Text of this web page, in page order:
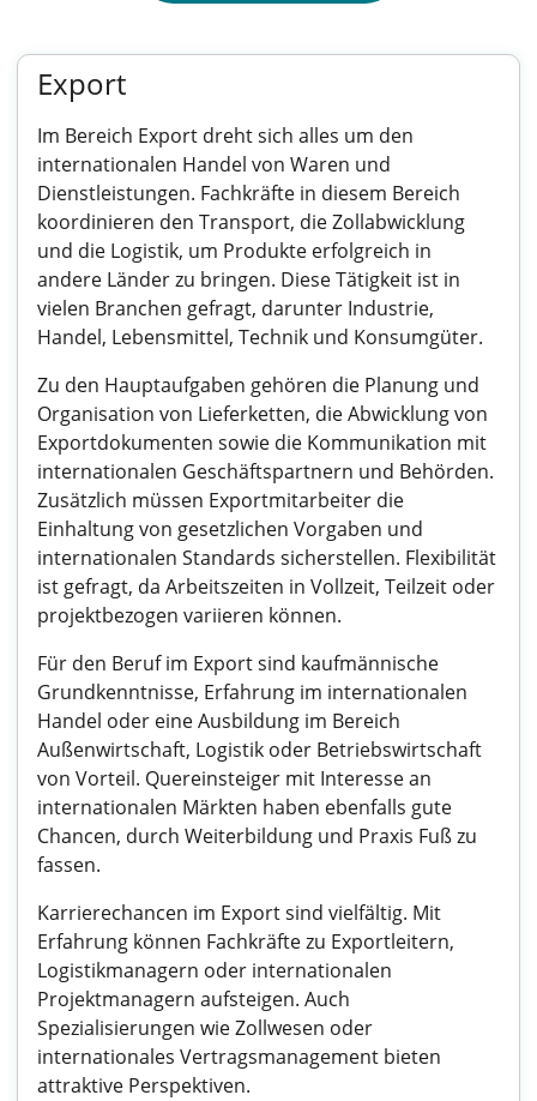
Export
Im Bereich Export dreht sich alles um den
internationalen Handel von Waren und
Dienstleistungen. Fachkräfte in diesem Bereich
koordinieren den Transport, die Zollabwicklung
und die Logistik, um Produkte erfolgreich in
andere Länder zu bringen. Diese Tätigkeit ist in
vielen Branchen gefragt, darunter Industrie,
Handel, Lebensmittel, Technik und Konsumgüter.
Zu den Hauptaufgaben gehören die Planung und
Organisation von Lieferketten, die Abwicklung von
Exportdokumenten sowie die Kommunikation mit
internationalen Geschäftspartnern und Behörden.
Zusätzlich müssen Exportmitarbeiter die
Einhaltung von gesetzlichen Vorgaben und
internationalen Standards sicherstellen. Flexibilität
ist gefragt, da Arbeitszeiten in Vollzeit, Teilzeit oder
projektbezogen variieren können.
Für den Beruf im Export sind kaufmännische
Grundkenntnisse, Erfahrung im internationalen
Handel oder eine Ausbildung im Bereich
Außenwirtschaft, Logistik oder Betriebswirtschaft
von Vorteil. Quereinsteiger mit Interesse an
internationalen Märkten haben ebenfalls gute
Chancen, durch Weiterbildung und Praxis Fuß zu
fassen.
Karrierechancen im Export sind vielfältig. Mit
Erfahrung können Fachkräfte zu Exportleitern,
Logistikmanagern oder internationalen
Projektmanagern aufsteigen. Auch
Spezialisierungen wie Zollwesen oder
internationales Vertragsmanagement bieten
attraktive Perspektiven.